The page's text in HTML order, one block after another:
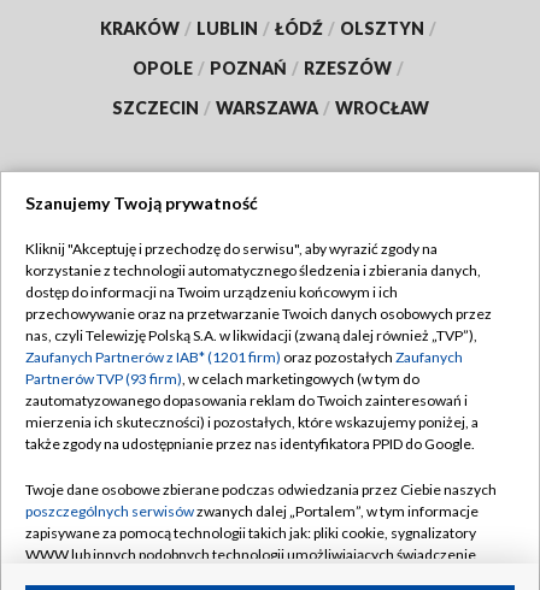
KRAKÓW / LUBLIN / ŁÓDŹ / OLSZTYN /
OPOLE / POZNAŃ / RZESZÓW /
SZCZECIN / WARSZAWA / WROCŁAW
TVP
Abonament TVP
Emisja w TVP
Centrum informacji TVP
Naziemna Telewizja Cyfrowa
Rada Programowa
System NOS
Informacje o nadawcy
Regulamin TVP
Polityka prywatności
Moje zgody
Pomoc
Kontakt
Szanujemy Twoją prywatność
Kliknij "Akceptuję i przechodzę do serwisu", aby wyrazić zgody na
korzystanie z technologii automatycznego śledzenia i zbierania danych,
dostęp do informacji na Twoim urządzeniu końcowym i ich
przechowywanie oraz na przetwarzanie Twoich danych osobowych przez
nas, czyli Telewizję Polską S.A. w likwidacji (zwaną dalej również „TVP”),
Zaufanych Partnerów z IAB* (1201 firm) oraz pozostałych Zaufanych
Partnerów TVP (93 firm), w celach marketingowych (w tym do
zautomatyzowanego dopasowania reklam do Twoich zainteresowań i
mierzenia ich skuteczności) i pozostałych, które wskazujemy poniżej, a
także zgody na udostępnianie przez nas identyfikatora PPID do Google.
Twoje dane osobowe zbierane podczas odwiedzania przez Ciebie naszych
poszczególnych serwisówzwanych dalej „Portalem”, w tym informacje
zapisywane za pomocą technologii takich jak: pliki cookie, sygnalizatory
WWW lub innych podobnych technologii umożliwiających świadczenie